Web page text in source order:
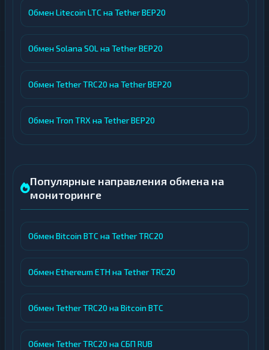
Обмен Litecoin LTC на Tether BEP20
Обмен Solana SOL на Tether BEP20
Обмен Tether TRC20 на Tether BEP20
Обмен Tron TRX на Tether BEP20
Популярные направления обмена на
мониторинге
Обмен Bitcoin BTC на Tether TRC20
Обмен Ethereum ETH на Tether TRC20
Обмен Tether TRC20 на Bitcoin BTC
Обмен Tether TRC20 на СБП RUB